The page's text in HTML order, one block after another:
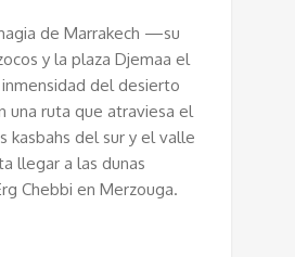
de Marrakech —su
y la plaza Djemaa el
del desierto
una ruta que atraviesa el
kasbahs del sur y el valle
llegar a las dunas
Chebbi en Merzouga.